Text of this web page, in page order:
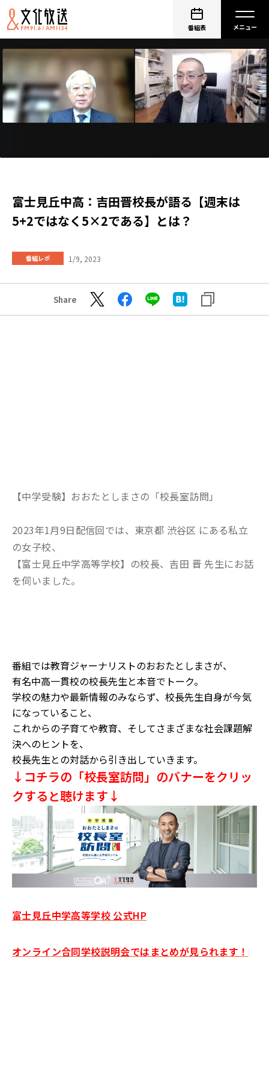
番組表
富士見丘中高：吉田晋校長が語る【週末は
5+2ではなく5×2である】とは？
番組レポ 1/9, 2023
Share
【中学受験】おおたとしまさの「校長室訪問」
2023年1月9日配信回では、東京都 渋谷区 にある私立
の女子校、
【富士見丘中学高等学校】の校長、吉田 晋 先生にお話
を伺いました。
番組では教育ジャーナリストのおおたとしまさが、
有名中高一貫校の校長先生と本音でトーク。
学校の魅力や最新情報のみならず、校長先生自身が今気
になっていること、
これからの子育てや教育、そしてさまざまな社会課題解
決へのヒントを、
校長先生との対話から引き出していきます。
↓コチラの「校長室訪問」のバナーをクリッ
クすると聴けます↓
富士見丘中学高等学校 公式HP
オンライン合同学校説明会ではまとめが見られます！